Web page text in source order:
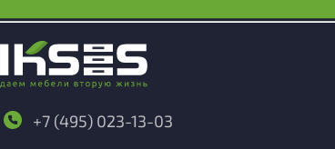
+7 (495) 023-13-03